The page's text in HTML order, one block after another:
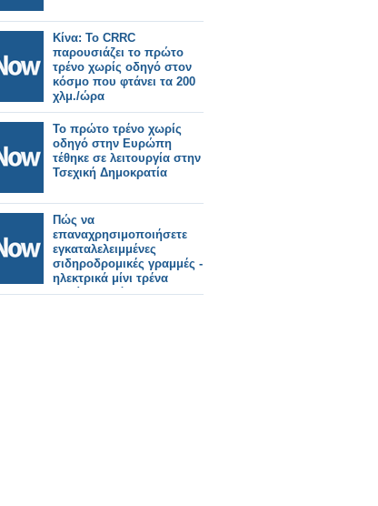
Κίνα: Το CRRC
παρουσιάζει το πρώτο
τρένο χωρίς οδηγό στον
κόσμο που φτάνει τα 200
χλμ./ώρα
Το πρώτο τρένο χωρίς
οδηγό στην Ευρώπη
τέθηκε σε λειτουργία στην
Τσεχική Δημοκρατία
Πώς να
επαναχρησιμοποιήσετε
εγκαταλελειμμένες
σιδηροδρομικές γραμμές -
ηλεκτρικά μίνι τρένα
χωρίς οδηγό